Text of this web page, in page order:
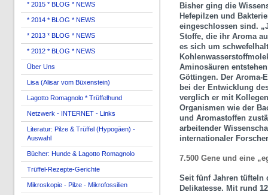
* 2015 * BLOG * NEWS
* 2014 * BLOG * NEWS
* 2013 * BLOG * NEWS
* 2012 * BLOG * NEWS
Über Uns
Lisa (Alisar vom Büxenstein)
Lagotto Romagnolo * Trüffelhund
Netzwerk - INTERNET - Links
Literatur: Pilze & Trüffel (Hypogäen) -
Auswahl
Bücher: Hunde & Lagotto Romagnolo
Trüffel-Rezepte-Gerichte
Mikroskopie - Pilze - Mikrofossilien
Bisher ging die
Hefepilzen und
eingeschlossen sind.
Stoffe, die ihr Aroma
es sich um
Aminosäuren
Göttingen. Der Aroma-
bei der Entwicklung
verglich er mit
Organismen wie der
und Aromastoffen
arbeitender
internationaler
7.500 Gene und eine
Seit fünf Jahren tüfteln
Delikatesse. Mit rund